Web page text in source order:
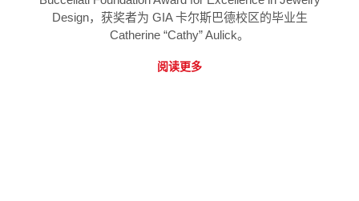
Design，获奖者为 GIA 卡尔斯巴德校区的毕业生
Catherine “Cathy” Aulick。
阅读更多